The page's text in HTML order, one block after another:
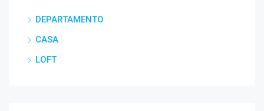
DEPARTAMENTO
CASA
LOFT